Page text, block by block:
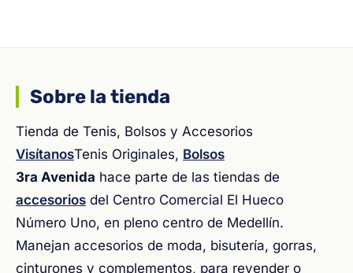
Sobre la tienda
Tienda de Tenis, Bolsos y Accesorios
VisítanosTenis Originales, Bolsos
3ra Avenida hace parte de las tiendas de
accesorios del Centro Comercial El Hueco
Número Uno, en pleno centro de Medellín.
Manejan accesorios de moda, bisutería, gorras,
cinturones y complementos, para revender o